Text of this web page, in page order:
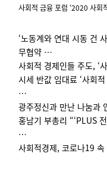
사회적 금융 포럼 ‘2020 사회
‘노동계와 연대 시동 건
무협약 …
사회적 경제인들 주도, ‘
시세 반값 임대료 ‘사회
…
광주정신과 만난 나눔과
홍남기 부총리 “‘PLUS
…
사회적경제, 코로나19